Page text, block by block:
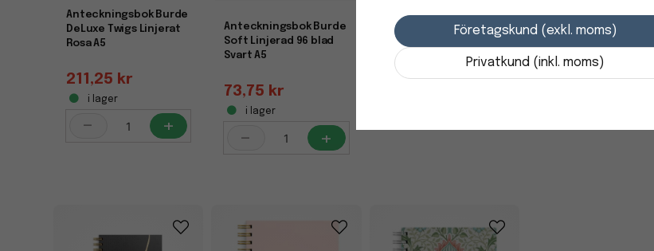
Anteckningsbok Burde
DeLuxe Twigs Linjerat
Rosa A5
211,25 kr
i lager
- +
Anteckningsbok Burde
Soft Linjerad 96 blad
Svart A5
73,75 kr
i lager
- +
50 kr
Företagskund (exkl. moms)
Privatkund (inkl. moms)